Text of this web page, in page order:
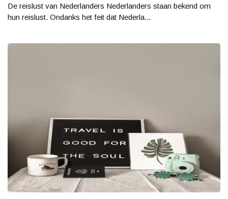
De reislust van Nederlanders Nederlanders staan bekend om
hun reislust. Ondanks het feit dat Nederla...